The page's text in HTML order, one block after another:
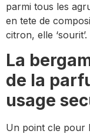
parmi tous les
en tete de
citron, elle ‘sourit’.
La
de la
usage
Un point cle pour